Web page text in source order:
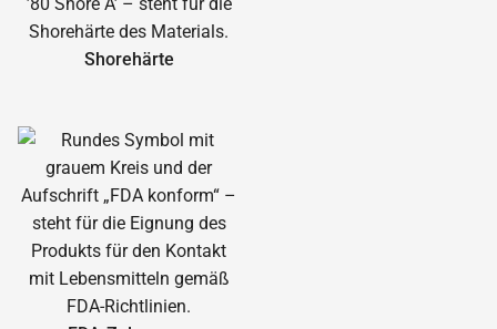
Shorehärte